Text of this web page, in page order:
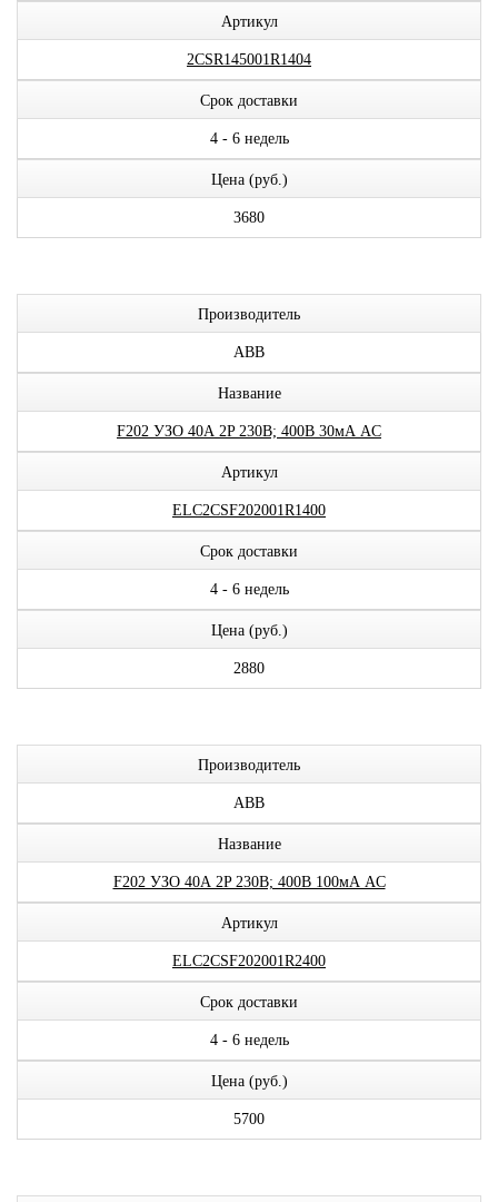
Артикул
2CSR145001R1404
Срок доставки
4 - 6 недель
Цена (руб.)
3680
Производитель
ABB
Название
F202 УЗО 40А 2P 230В; 400В 30мА AC
Артикул
ELC2CSF202001R1400
Срок доставки
4 - 6 недель
Цена (руб.)
2880
Производитель
ABB
Название
F202 УЗО 40А 2P 230В; 400В 100мА AC
Артикул
ELC2CSF202001R2400
Срок доставки
4 - 6 недель
Цена (руб.)
5700